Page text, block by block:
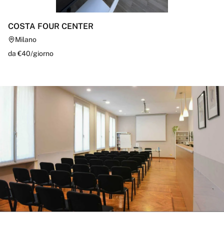
COSTA FOUR CENTER
Milano
da €40/giorno